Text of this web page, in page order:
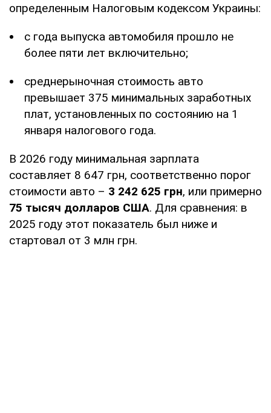
определенным Налоговым кодексом Украины:
с года выпуска автомобиля прошло не
более пяти лет включительно;
среднерыночная стоимость авто
превышает 375 минимальных заработных
плат, установленных по состоянию на 1
января налогового года.
В 2026 году минимальная зарплата
составляет 8 647 грн, соответственно порог
стоимости авто – 3 242 625 грн, или примерно
75 тысяч долларов США. Для сравнения: в
2025 году этот показатель был ниже и
стартовал от 3 млн грн.